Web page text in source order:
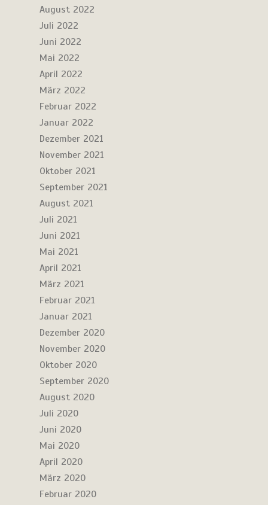
August 2022
Juli 2022
Juni 2022
Mai 2022
April 2022
März 2022
Februar 2022
Januar 2022
Dezember 2021
November 2021
Oktober 2021
September 2021
August 2021
Juli 2021
Juni 2021
Mai 2021
April 2021
März 2021
Februar 2021
Januar 2021
Dezember 2020
November 2020
Oktober 2020
September 2020
August 2020
Juli 2020
Juni 2020
Mai 2020
April 2020
März 2020
Februar 2020